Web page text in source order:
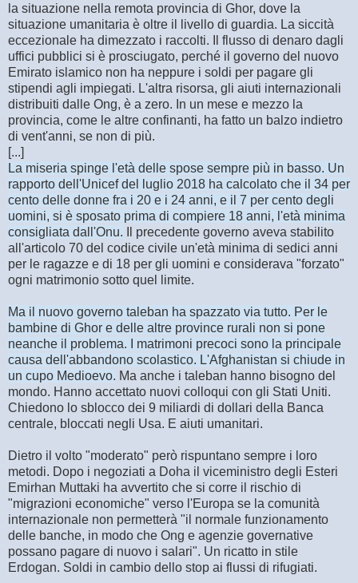
la situazione nella remota provincia di Ghor, dove la
situazione umanitaria è oltre il livello di guardia. La siccità
eccezionale ha dimezzato i raccolti. Il flusso di denaro dagli
uffici pubblici si è prosciugato, perché il governo del nuovo
Emirato islamico non ha neppure i soldi per pagare gli
stipendi agli impiegati. L'altra risorsa, gli aiuti internazionali
distribuiti dalle Ong, è a zero. In un mese e mezzo la
provincia, come le altre confinanti, ha fatto un balzo indietro
di vent'anni, se non di più.
[...]
La miseria spinge l'età delle spose sempre più in basso. Un
rapporto dell'Unicef del luglio 2018 ha calcolato che il 34 per
cento delle donne fra i 20 e i 24 anni, e il 7 per cento degli
uomini, si è sposato prima di compiere 18 anni, l'età minima
consigliata dall'Onu. Il precedente governo aveva stabilito
all'articolo 70 del codice civile un'età minima di sedici anni
per le ragazze e di 18 per gli uomini e considerava "forzato"
ogni matrimonio sotto quel limite.
Ma il nuovo governo taleban ha spazzato via tutto. Per le
bambine di Ghor e delle altre province rurali non si pone
neanche il problema. I matrimoni precoci sono la principale
causa dell'abbandono scolastico. L'Afghanistan si chiude in
un cupo Medioevo. Ma anche i taleban hanno bisogno del
mondo. Hanno accettato nuovi colloqui con gli Stati Uniti.
Chiedono lo sblocco dei 9 miliardi di dollari della Banca
centrale, bloccati negli Usa. E aiuti umanitari.
Dietro il volto "moderato" però rispuntano sempre i loro
metodi. Dopo i negoziati a Doha il viceministro degli Esteri
Emirhan Muttaki ha avvertito che si corre il rischio di
"migrazioni economiche" verso l'Europa se la comunità
internazionale non permetterà "il normale funzionamento
delle banche, in modo che Ong e agenzie governative
possano pagare di nuovo i salari". Un ricatto in stile
Erdogan. Soldi in cambio dello stop ai flussi di rifugiati.